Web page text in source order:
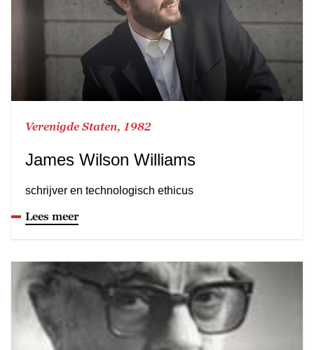
Verenigde Staten, 1982
James Wilson Williams
schrijver en technologisch ethicus
Lees meer